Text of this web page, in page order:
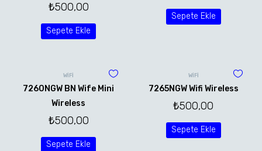
₺500,00
Sepete Ekle
Sepete Ekle
WİFİ
7260NGW BN Wife Mini
Wireless
₺500,00
Sepete Ekle
WİFİ
7265NGW Wifi Wireless
₺500,00
Sepete Ekle